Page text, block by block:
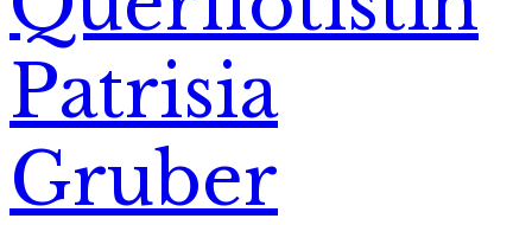
Patrisia
Gruber